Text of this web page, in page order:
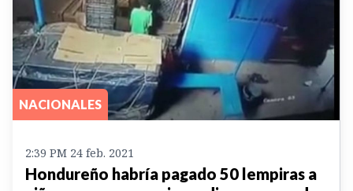
NACIONALES
2:39 PM 24 feb. 2021
Hondureño habría pagado 50 lempiras a